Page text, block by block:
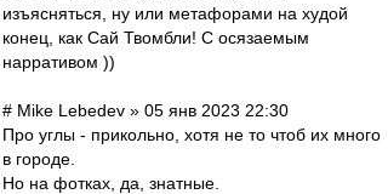
изъясняться, ну или метафорами на худой
конец, как Сай Твомбли! С осязаемым
нарративом ))
# Mike Lebedev » 05 янв 2023 22:30
Про углы - прикольно, хотя не то чтоб их много
в городе.
Но на фотках, да, знатные.